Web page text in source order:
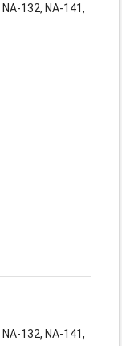
NA-132, NA-141,
NA-132, NA-141,